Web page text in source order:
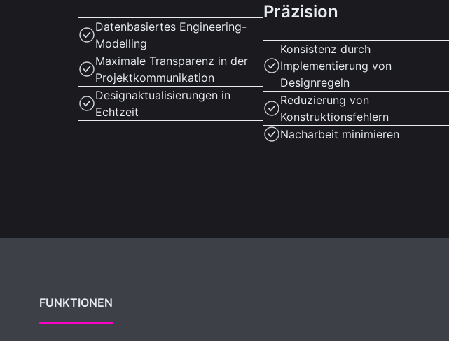
Datenbasiertes Engineering-
Modelling
Maximale Transparenz in der
Projektkommunikation
Designaktualisierungen in
Echtzeit
Präzision
Konsistenz durch
Implementierung von
Designregeln
Reduzierung von
Konstruktionsfehlern
Nacharbeit minimieren
FUNKTIONEN